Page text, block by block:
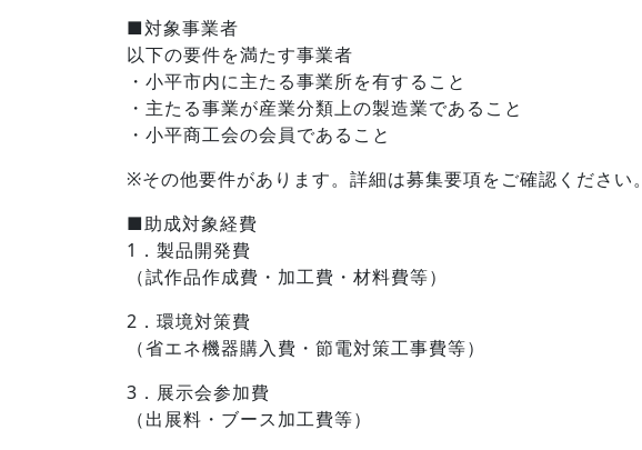
■対象事業者
以下の要件を満たす事業者
・小平市内に主たる事業所を有すること
・主たる事業が産業分類上の製造業であること
・小平商工会の会員であること
※その他要件があります。詳細は募集要項をご確認ください。
■助成対象経費
1．製品開発費
（試作品作成費・加工費・材料費等）
2．環境対策費
（省エネ機器購入費・節電対策工事費等）
3．展示会参加費
（出展料・ブース加工費等）